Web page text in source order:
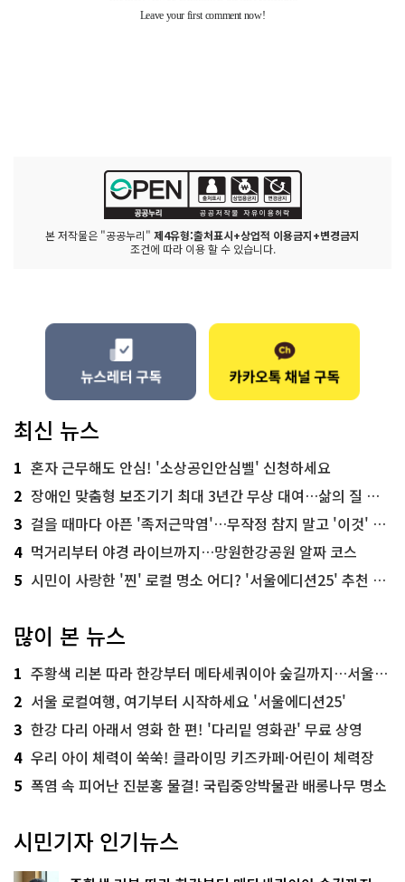
본 저작물은 "공공누리" 제4유형:출처표시+상업적 이용금지+변경금지
조건에 따라 이용 할 수 있습니다.
최신 뉴스
1 혼자 근무해도 안심! '소상공인안심벨' 신청하세요
2 장애인 맞춤형 보조기기 최대 3년간 무상 대여…삶의 질 높인다
3 걸을 때마다 아픈 '족저근막염'…무작정 참지 말고 '이것' 해보세요!
4 먹거리부터 야경 라이브까지…망원한강공원 알짜 코스
5 시민이 사랑한 '찐' 로컬 명소 어디? '서울에디션25' 추천 코스
많이 본 뉴스
1 주황색 리본 따라 한강부터 메타세쿼이아 숲길까지…서울둘레길 15코스
2 서울 로컬여행, 여기부터 시작하세요 '서울에디션25'
3 한강 다리 아래서 영화 한 편! '다리밑 영화관' 무료 상영
4 우리 아이 체력이 쑥쑥! 클라이밍 키즈카페·어린이 체력장
5 폭염 속 피어난 진분홍 물결! 국립중앙박물관 배롱나무 명소
시민기자 인기뉴스